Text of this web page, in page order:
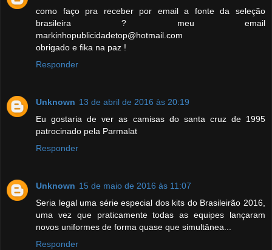
como faço pra receber por email a fonte da seleção
brasileira ? meu email
markinhopublicidadetop@hotmail.com
obrigado e fika na paz !
Responder
Unknown 13 de abril de 2016 às 20:19
Eu gostaria de ver as camisas do santa cruz de 1995
patrocinado pela Parmalat
Responder
Unknown 15 de maio de 2016 às 11:07
Seria legal uma série especial dos kits do Brasileirão 2016,
uma vez que praticamente todas as equipes lançaram
novos uniformes de forma quase que simultânea...
Responder